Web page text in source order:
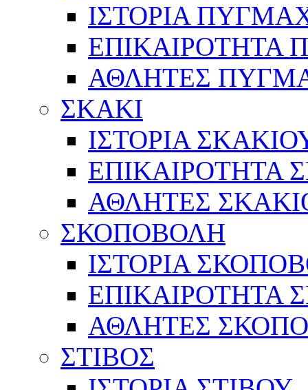
ΙΣΤΟΡΙΑ
ΕΠΙΚΑΙΡΟΤΗΤΑ
ΑΘΛΗΤΕΣ
ΣΚΑΚΙ
ΙΣΤΟΡΙΑ
ΕΠΙΚΑΙΡΟΤΗΤΑ
ΑΘΛΗΤΕΣ
ΣΚΟΠΟΒΟΛΗ
ΙΣΤΟΡΙΑ
ΕΠΙΚΑΙΡΟΤΗΤΑ
ΑΘΛΗΤΕΣ
ΣΤΙΒΟΣ